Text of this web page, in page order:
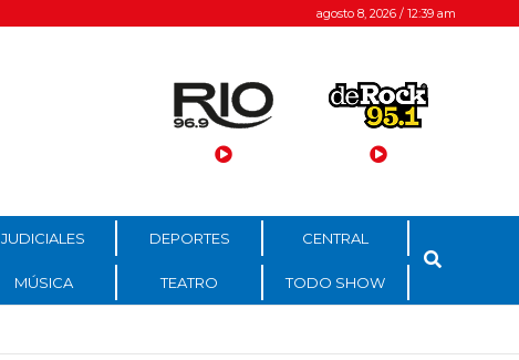
agosto 8, 2026 / 12:39 am
JUDICIALES DEPORTES CENTRAL
MÚSICA TEATRO TODO SHOW